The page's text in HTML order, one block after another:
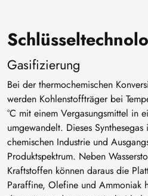
Gasifizierung
Bei der thermochemischen
werden Kohlenstoffträger bei
°C mit einem Vergasungsmittel in
umgewandelt. Dieses
chemischen Industrie und
Produktspektrum. Neben
Kraftstoffen können daraus die
Paraffine, Olefine und Ammoniak